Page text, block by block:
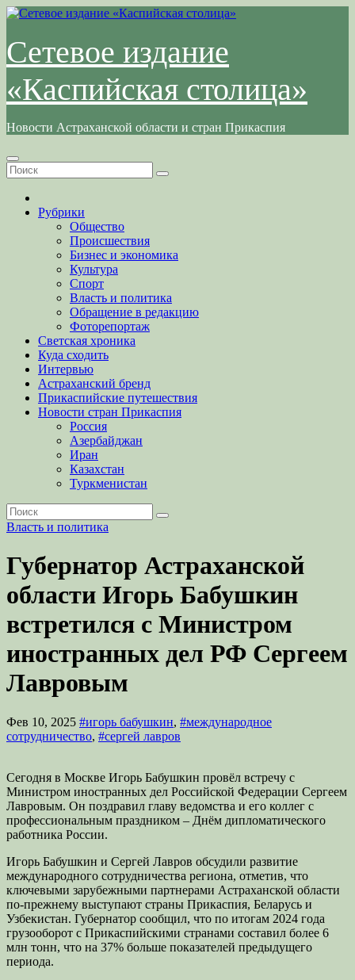
Перейти
содержимому
Сетевое издание
«Каспийская столица»
Новости Астраханской области и стран Прикаспия
Рубрики
Общество
Происшествия
Бизнес и экономика
Культура
Спорт
Власть и политика
Обращение в редакцию
Фоторепортаж
Светская хроника
Куда сходить
Интервью
Астраханский бренд
Прикаспийские путешествия
Новости стран Прикаспия
Россия
Азербайджан
Иран
Казахстан
Туркменистан
Власть и политика
Губернатор Астраханской
области Игорь Бабушкин
встретился с Министром
иностранных дел РФ Сергеем
Лавровым
Фев 10, 2025 #игорь бабушкин, #международное
сотрудничество, #сергей лавров
Сегодня в Москве Игорь Бабушкин провёл встречу с
Министром иностранных дел Российской Федерации Сергеем
Лавровым. Он поздравил главу ведомства и его коллег с
профессиональным праздником – Днём дипломатического
работника России.
Игорь Бабушкин и Сергей Лавров обсудили развитие
международного сотрудничества региона, отметив, что
ключевыми зарубежными партнерами Астраханской области
по-прежнему выступают страны Прикаспия, Беларусь и
Узбекистан. Губернатор сообщил, что по итогам 2024 года
грузооборот с Прикаспийскими странами составил более 6
млн тонн, что на 37% больше показателей предыдущего
периода.